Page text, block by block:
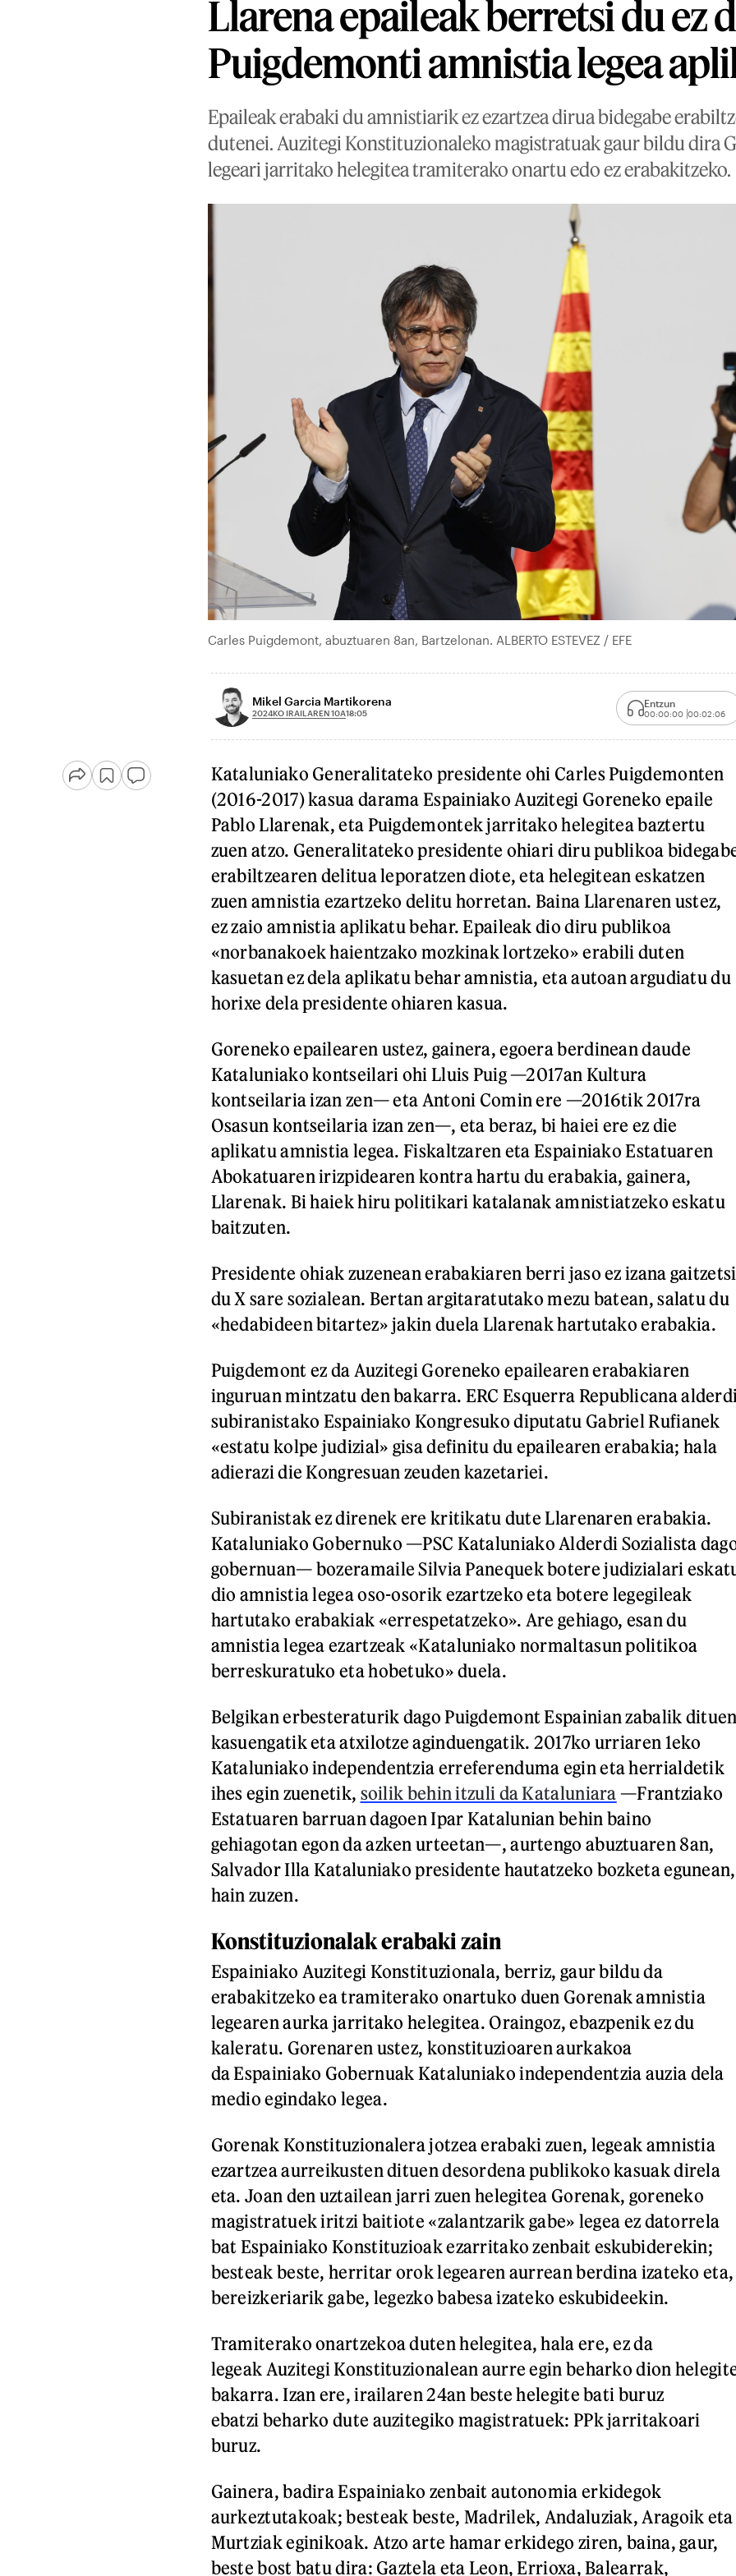
Llarena epaileak berretsi du ez
Puigdemonti amnistia legea
Epaileak erabaki du amnistiarik ez ezartzea dirua bidegabe
dutenei. Auzitegi Konstituzionaleko magistratuak gaur bildu dira
legeari jarritako helegitea tramiterako onartu edo ez erabakitzeko.
Carles Puigdemont, abuztuaren 8an, Bartzelonan. ALBERTO ESTEVEZ / EFE
Mikel Garcia Martikorena
2024KO IRAILAREN 10A18:05
Entzun
00:00:00 00:02:06
Kataluniako Generalitateko presidente ohi Carles Puigdemonten
(2016-2017) kasua darama Espainiako Auzitegi Goreneko epaile
Pablo Llarenak, eta Puigdemontek jarritako helegitea baztertu
zuen atzo. Generalitateko presidente ohiari diru publikoa
erabiltzearen delitua leporatzen diote, eta helegitean eskatzen
zuen amnistia ezartzeko delitu horretan. Baina Llarenaren ustez,
ez zaio amnistia aplikatu behar. Epaileak dio diru publikoa
«norbanakoek haientzako mozkinak lortzeko» erabili duten
kasuetan ez dela aplikatu behar amnistia, eta autoan argudiatu du
horixe dela presidente ohiaren kasua.
Goreneko epailearen ustez, gainera, egoera berdinean daude
Kataluniako kontseilari ohi Lluis Puig —2017an Kultura
kontseilaria izan zen— eta Antoni Comin ere —2016tik 2017ra
Osasun kontseilaria izan zen—, eta beraz, bi haiei ere ez die
aplikatu amnistia legea. Fiskaltzaren eta Espainiako Estatuaren
Abokatuaren irizpidearen kontra hartu du erabakia, gainera,
Llarenak. Bi haiek hiru politikari katalanak amnistiatzeko eskatu
baitzuten.
Presidente ohiak zuzenean erabakiaren berri jaso ez izana gaitzetsi
du X sare sozialean. Bertan argitaratutako mezu batean, salatu du
«hedabideen bitartez» jakin duela Llarenak hartutako erabakia.
Puigdemont ez da Auzitegi Goreneko epailearen erabakiaren
inguruan mintzatu den bakarra. ERC Esquerra Republicana
subiranistako Espainiako Kongresuko diputatu Gabriel Rufianek
«estatu kolpe judizial» gisa definitu du epailearen erabakia; hala
adierazi die Kongresuan zeuden kazetariei.
Subiranistak ez direnek ere kritikatu dute Llarenaren erabakia.
Kataluniako Gobernuko —PSC Kataluniako Alderdi Sozialista
gobernuan— bozeramaile Silvia Panequek botere judizialari
dio amnistia legea oso-osorik ezartzeko eta botere legegileak
hartutako erabakiak «errespetatzeko». Are gehiago, esan du
amnistia legea ezartzeak «Kataluniako normaltasun politikoa
berreskuratuko eta hobetuko» duela.
Belgikan erbesteraturik dago Puigdemont Espainian zabalik
kasuengatik eta atxilotze aginduengatik. 2017ko urriaren 1eko
Kataluniako independentzia erreferenduma egin eta herrialdetik
ihes egin zuenetik, soilik behin itzuli da Kataluniara —Frantziako
Estatuaren barruan dagoen Ipar Katalunian behin baino
gehiagotan egon da azken urteetan—, aurtengo abuztuaren 8an,
Salvador Illa Kataluniako presidente hautatzeko bozketa egunean,
hain zuzen.
Konstituzionalak erabaki zain
Espainiako Auzitegi Konstituzionala, berriz, gaur bildu da
erabakitzeko ea tramiterako onartuko duen Gorenak amnistia
legearen aurka jarritako helegitea. Oraingoz, ebazpenik ez du
kaleratu. Gorenaren ustez, konstituzioaren aurkakoa
da Espainiako Gobernuak Kataluniako independentzia auzia dela
medio egindako legea.
Gorenak Konstituzionalera jotzea erabaki zuen, legeak amnistia
ezartzea aurreikusten dituen desordena publikoko kasuak direla
eta. Joan den uztailean jarri zuen helegitea Gorenak, goreneko
magistratuek iritzi baitiote «zalantzarik gabe» legea ez datorrela
bat Espainiako Konstituzioak ezarritako zenbait eskubiderekin;
besteak beste, herritar orok legearen aurrean berdina izateko eta,
bereizkeriarik gabe, legezko babesa izateko eskubideekin.
Tramiterako onartzekoa duten helegitea, hala ere, ez da
legeak Auzitegi Konstituzionalean aurre egin beharko dion
bakarra. Izan ere, irailaren 24an beste helegite bati buruz
ebatzi beharko dute auzitegiko magistratuek: PPk jarritakoari
buruz.
Gainera, badira Espainiako zenbait autonomia erkidegok
aurkeztutakoak; besteak beste, Madrilek, Andaluziak, Aragoik eta
Murtziak eginikoak. Atzo arte hamar erkidego ziren, baina, gaur,
beste bost batu dira: Gaztela eta Leon, Errioxa, Balearrak,